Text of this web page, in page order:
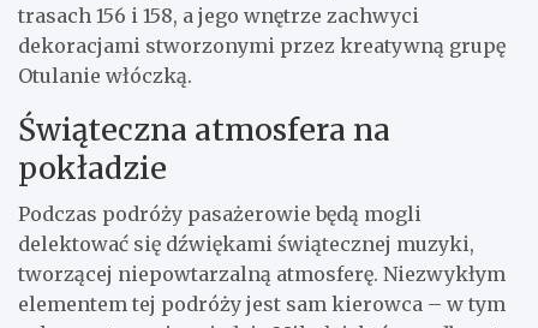
trasach 156 i 158, a jego wnętrze zachwyci
dekoracjami stworzonymi przez kreatywną grupę
Otulanie włóczką.
Świąteczna atmosfera na
pokładzie
Podczas podróży pasażerowie będą mogli
delektować się dźwiękami świątecznej muzyki,
tworzącej niepowtarzalną atmosferę. Niezwykłym
elementem tej podróży jest sam kierowca – w tym